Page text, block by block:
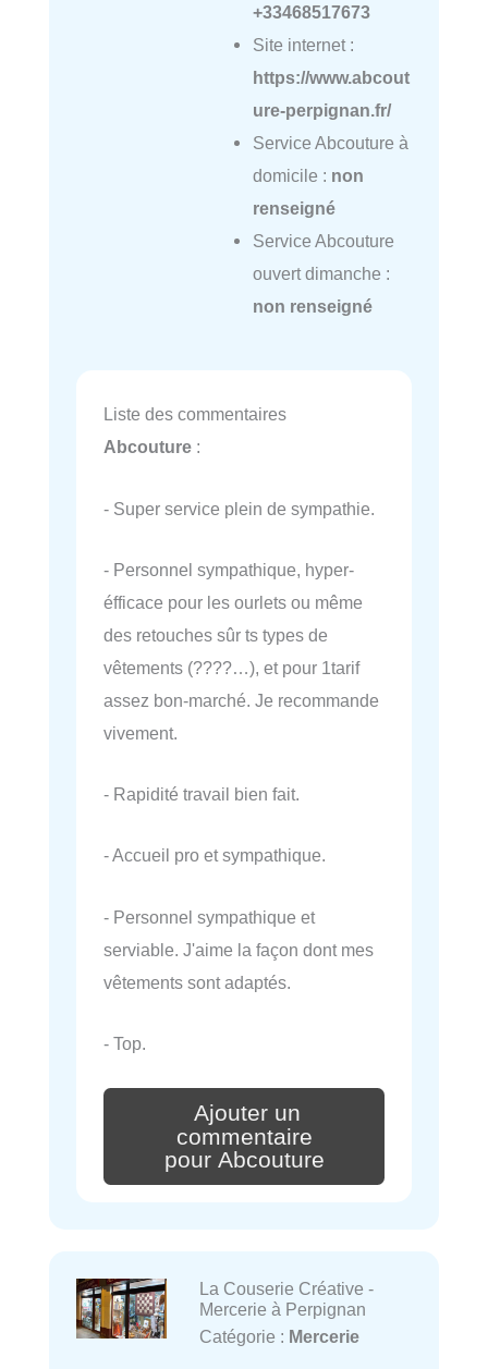
+33468517673
Site internet :
https://www.abcout
ure-perpignan.fr/
Service Abcouture à
domicile : non
renseigné
Service Abcouture
ouvert dimanche :
non renseigné
Liste des commentaires
Abcouture :
- Super service plein de sympathie.
- Personnel sympathique, hyper-
éfficace pour les ourlets ou même
des retouches sûr ts types de
vêtements (????…), et pour 1tarif
assez bon-marché. Je recommande
vivement.
- Rapidité travail bien fait.
- Accueil pro et sympathique.
- Personnel sympathique et
serviable. J'aime la façon dont mes
vêtements sont adaptés.
- Top.
Ajouter un
commentaire
pour Abcouture
La Couserie Créative -
Mercerie à Perpignan
Catégorie : Mercerie